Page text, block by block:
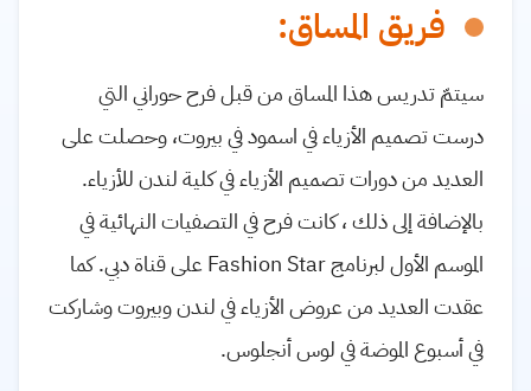
فريق المساق:
سيتمّ تدريس هذا المساق من قبل فرح حوراني التي
درست تصميم الأزياء في اسمود في بيروت، وحصلت على
العديد من دورات تصميم الأزياء في كلية لندن للأزياء.
بالإضافة إلى ذلك ، كانت فرح في التصفيات النهائية في
الموسم الأول لبرنامج Fashion Star على قناة دبي. كما
عقدت العديد من عروض الأزياء في لندن وبيروت وشاركت
في أسبوع الموضة في لوس أنجلوس.